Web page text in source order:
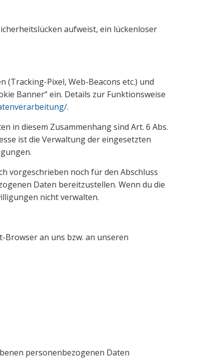
aufweist, ein lückenloser
Pixel, Web-Beacons etc.) und
Banner“ ein. Details zur Funktionsweise
.
in diesem Zusammenhang sind Art. 6 Abs.
ist die Verwaltung der eingesetzten
vorgeschrieben noch für den Abschluss
Daten bereitzustellen. Wenn du die
nicht verwalten.
Browser an uns bzw. an unseren
personenbezogenen Daten